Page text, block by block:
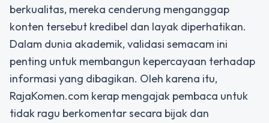
berkualitas, mereka cenderung menganggap
konten tersebut kredibel dan layak diperhatikan.
Dalam dunia akademik, validasi semacam ini
penting untuk membangun kepercayaan terhadap
informasi yang dibagikan. Oleh karena itu,
RajaKomen.com kerap mengajak pembaca untuk
tidak ragu berkomentar secara bijak dan